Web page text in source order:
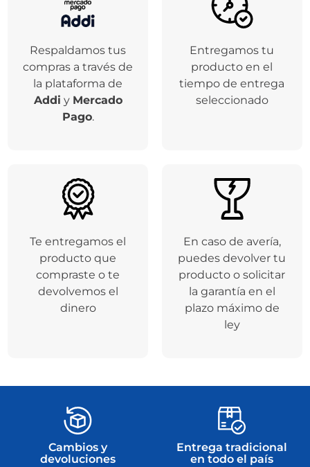
Respaldamos tus
compras a través de
la plataforma de
Addi y Mercado
Pago.
Entregamos tu
producto en el
tiempo de entrega
seleccionado
Te entregamos el
producto que
compraste o te
devolvemos el
dinero
En caso de avería,
puedes devolver tu
producto o solicitar
la garantía en el
plazo máximo de
ley
Cambios y
devoluciones
Entrega tradicional
en todo el país